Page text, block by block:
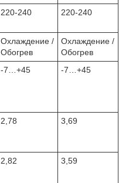
220-240 220-240
Охлаждение /
Обогрев
Охлаждение /
Обогрев
-7…+45 -7…+45
2,78 3,69
2,82 3,59